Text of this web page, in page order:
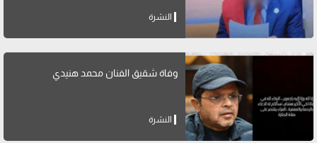
النشرة
وفاة شقيق الفنان محمد هنيدي
النشرة